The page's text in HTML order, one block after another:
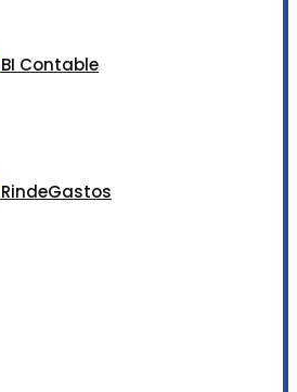
BI Contable
RindeGastos